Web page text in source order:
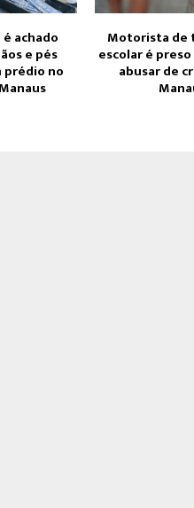
achado
e pés
prédio no
Motorista de
escolar é
abusar de